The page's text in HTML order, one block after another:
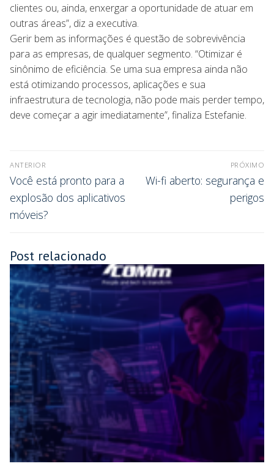
clientes ou, ainda, enxergar a oportunidade de atuar em
outras áreas”, diz a executiva.
Gerir bem as informações é questão de sobrevivência
para as empresas, de qualquer segmento. “Otimizar é
sinônimo de eficiência. Se uma sua empresa ainda não
está otimizando processos, aplicações e sua
infraestrutura de tecnologia, não pode mais perder tempo,
deve começar a agir imediatamente”, finaliza Estefanie.
ANTERIOR
Você está pronto para a
explosão dos aplicativos
móveis?
PRÓXIMO
Wi-fi aberto: segurança e
perigos
Post relacionado